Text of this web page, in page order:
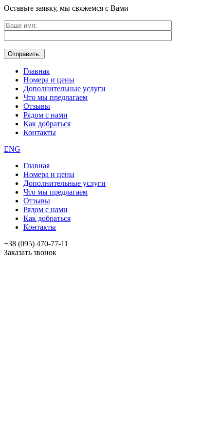
Оставьте заявку, мы свяжемся с Вами
Главная
Номера и цены
Дополнительные услуги
Что мы предлагаем
Отзывы
Рядом с нами
Как добраться
Контакты
ENG
Главная
Номера и цены
Дополнительные услуги
Что мы предлагаем
Отзывы
Рядом с нами
Как добраться
Контакты
+38 (095) 470-77-11
Заказать звонок